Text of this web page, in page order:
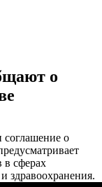
о
соглашение о
в сферах
здравоохранения.